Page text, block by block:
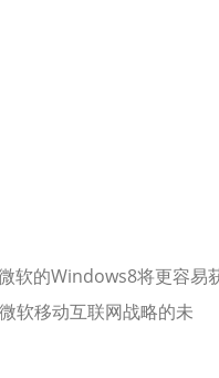
软的Windows8将更容易
软移动互联网战略的未